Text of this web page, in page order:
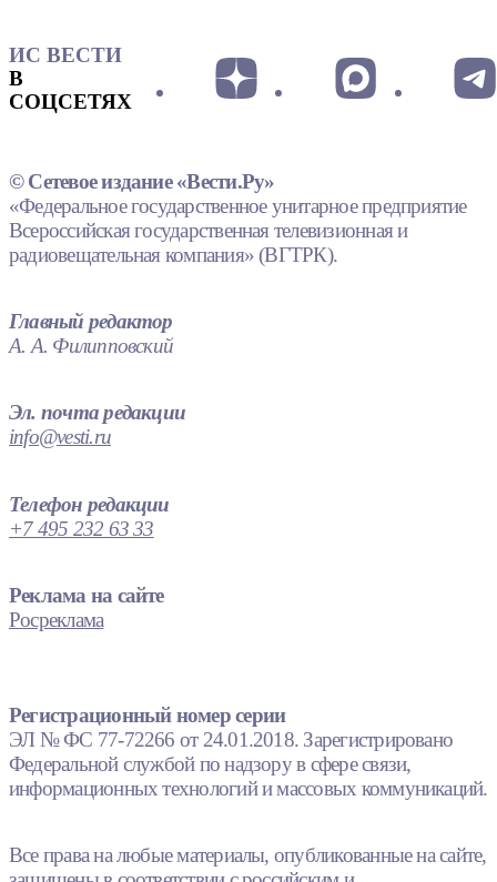
ИС ВЕСТИ
В
СОЦСЕТЯХ
© Сетевое издание «Вести.Ру»
«Федеральное государственное унитарное предприятие
Всероссийская государственная телевизионная и
радиовещательная компания» (ВГТРК).
Главный редактор
А. А. Филипповский
Эл. почта редакции
info@vesti.ru
Телефон редакции
+7 495 232 63 33
Реклама на сайте
Росреклама
Регистрационный номер серии
ЭЛ № ФС 77-72266 от 24.01.2018. Зарегистрировано
Федеральной службой по надзору в сфере связи,
информационных технологий и массовых коммуникаций.
Все права на любые материалы, опубликованные на сайте,